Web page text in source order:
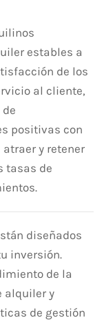
estables a
de los
al cliente,
positivas con
atraer y retener
tasas de
diseñados
inversión.
de la
alquiler y
de gestión